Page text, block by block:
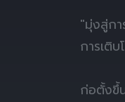
"มุ่งสู่กา
การเติ
ก่อตั้งขึ้